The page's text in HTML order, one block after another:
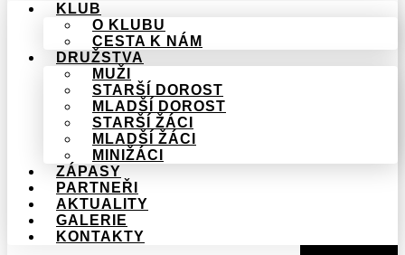
KLUB
O KLUBU
CESTA K NÁM
DRUŽSTVA
MUŽI
STARŠÍ DOROST
MLADŠÍ DOROST
STARŠÍ ŽÁCI
MLADŠÍ ŽÁCI
MINIŽÁCI
ZÁPASY
PARTNEŘI
AKTUALITY
GALERIE
KONTAKTY